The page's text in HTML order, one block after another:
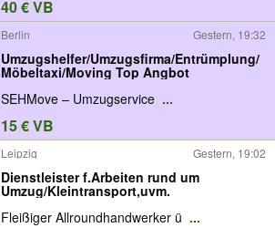
Weimar.
40 € VB
Berlin Gestern, 19:32
Umzugshelfer/Umzugsfirma/Entrümplung/
Möbeltaxi/Moving Top Angbot
SEHMove – Umzugservice ...
15 € VB
Leipzig Gestern, 19:02
Dienstleister f.Arbeiten rund um
Umzug/Kleintransport,uvm.
Fleißiger Allroundhandwerker ü ...